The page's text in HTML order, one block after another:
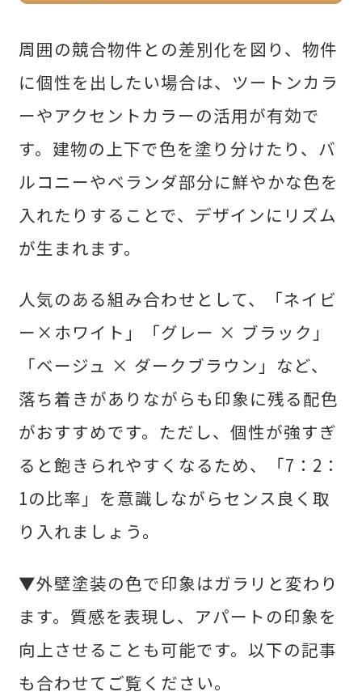
周囲の競合物件との差別化を図り、物件
に個性を出したい場合は、ツートンカラ
ーやアクセントカラーの活用が有効で
す。建物の上下で色を塗り分けたり、バ
ルコニーやベランダ部分に鮮やかな色を
入れたりすることで、デザインにリズム
が生まれます。
人気のある組み合わせとして、「ネイビ
ー×ホワイト」「グレー × ブラック」
「ベージュ × ダークブラウン」など、
落ち着きがありながらも印象に残る配色
がおすすめです。ただし、個性が強すぎ
ると飽きられやすくなるため、「7：2：
1の比率」を意識しながらセンス良く取
り入れましょう。
▼外壁塗装の色で印象はガラリと変わり
ます。質感を表現し、アパートの印象を
向上させることも可能です。以下の記事
も合わせてご覧ください。